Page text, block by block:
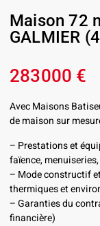
Maison 72
GALMIER
283000 €
Avec Maisons
de maison sur
– Prestations et
faïence,
– Mode constructif
thermiques et
– Garanties du
financière)